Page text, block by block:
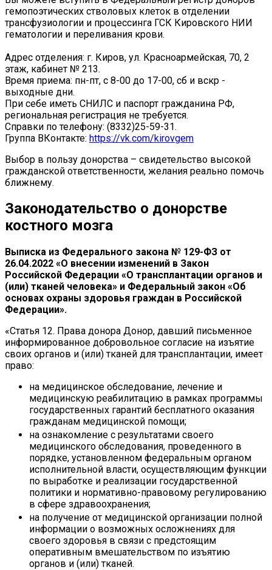
гемопоэтических стволовых клеток в отделении
трансфузиологии и процессинга ГСК Кировского НИИ
гематологии и переливания крови.
Адрес отделения: г. Киров, ул. Красноармейская, 70, 2
этаж, кабинет № 213.
Время приема: пн-пт, с 8-00 до 17-00, сб и вскр -
выходные дни.
При себе иметь СНИЛС и паспорт гражданина РФ,
региональная регистрация не требуется.
Справки по телефону: (8332)25-59-31.
Группа ВКонтакте: https://vk.com/kirovgem
Выбор в пользу донорства – свидетельство высокой
гражданской ответственности, желания реально помочь
ближнему.
Законодательство о донорстве
костного мозга
Выписка из Федерального закона № 129-ФЗ от
26.04.2022 «О внесении изменений в Закон
Российской Федерации «О трансплантации органов и
(или) тканей человека» и Федеральный закон «Об
основах охраны здоровья граждан в Российской
Федерации».
«Статья 12. Права донора Донор, давший письменное
информированное добровольное согласие на изъятие
своих органов и (или) тканей для трансплантации, имеет
право:
на медицинское обследование, лечение и
медицинскую реабилитацию в рамках программы
государственных гарантий бесплатного оказания
гражданам медицинской помощи;
на ознакомление с результатами своего
медицинского обследования, проведенного в
порядке, установленном федеральным органом
исполнительной власти, осуществляющим функции
по выработке и реализации государственной
политики и нормативно-правовому регулированию
в сфере здравоохранения;
на получение от медицинской организации полной
информации о возможных осложнениях для
своего здоровья в связи с предстоящим
оперативным вмешательством по изъятию
органов и (или) тканей.